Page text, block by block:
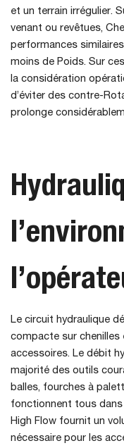
et un terrain irrégulier.
venant ou revêtues,
performances
moins de Poids. Sur
la considération
d’éviter des contre-
prolonge
Le circuit hydraulique
compacte sur
accessoires. Le débit
majorité des outils
balles, fourches à
fonctionnent tous dans
High Flow fournit un
nécessaire pour les